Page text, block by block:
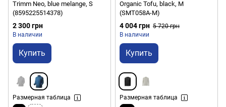
Trimm Neo, blue melange, S
(8595225514378)
2 300 грн
В наличии
Купить
Размерная таблица
Organic Tofu, black, M
(SMT058A-M)
4 004 грн 5 720 грн
В наличии
Купить
Размерная таблица